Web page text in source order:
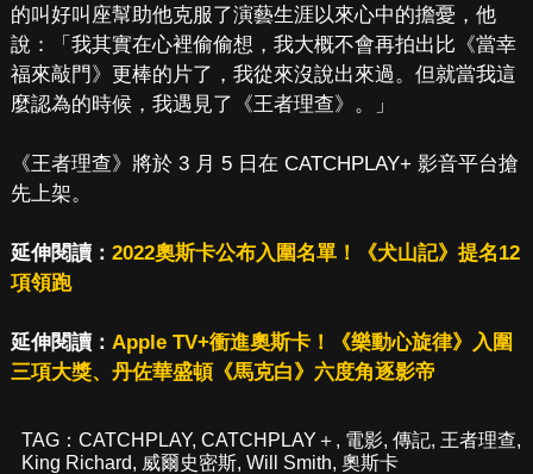
的叫好叫座幫助他克服了演藝生涯以來心中的擔憂，他
說：「我其實在心裡偷偷想，我大概不會再拍出比《當幸
福來敲門》更棒的片了，我從來沒說出來過。但就當我這
麼認為的時候，我遇見了《王者理查》。」
《王者理查》將於 3 月 5 日在 CATCHPLAY+ 影音平台搶
先上架。
延伸閱讀： 2022奧斯卡公布入圍名單！《犬山記》提名12
項領跑
延伸閱讀： Apple TV+衝進奧斯卡！《樂動心旋律》入圍
三項大獎、丹佐華盛頓《馬克白》六度角逐影帝
TAG： CATCHPLAY, CATCHPLAY＋ , 電影, 傳記, 王者理查,
King Richard, 威爾史密斯, Will Smith, 奧斯卡